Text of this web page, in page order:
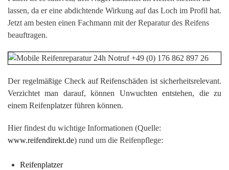
lassen, da er eine abdichtende Wirkung auf das Loch im Profil hat.
Jetzt am besten einen Fachmann mit der Reparatur des Reifens
beauftragen.
Der regelmäßige Check auf Reifenschäden ist sicherheitsrelevant.
Verzichtet man darauf, können Unwuchten entstehen, die zu
einem Reifenplatzer führen können.
Hier findest du wichtige Informationen (Quelle:
www.reifendirekt.de) rund um die Reifenpflege:
Reifenplatzer